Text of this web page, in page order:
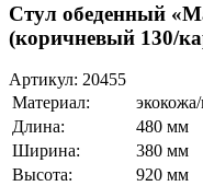
Стул обеденный
(коричневый 130/
Артикул: 20455
Материал:
Длина:
480 мм
Ширина:
380 мм
Высота:
920 мм